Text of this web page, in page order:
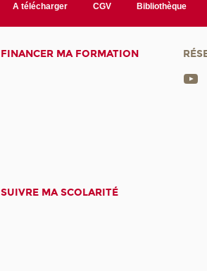
A télécharger CGV Bibliothèque
FINANCER MA FORMATION
SUIVRE MA SCOLARITÉ